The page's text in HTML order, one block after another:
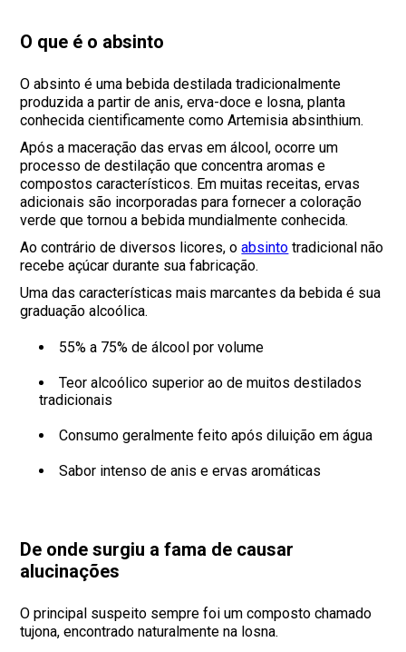
O que é o absinto
O absinto é uma bebida destilada tradicionalmente
produzida a partir de anis, erva-doce e losna, planta
conhecida cientificamente como Artemisia absinthium.
Após a maceração das ervas em álcool, ocorre um
processo de destilação que concentra aromas e
compostos característicos. Em muitas receitas, ervas
adicionais são incorporadas para fornecer a coloração
verde que tornou a bebida mundialmente conhecida.
Ao contrário de diversos licores, oabsinto tradicional não
recebe açúcar durante sua fabricação.
Uma das características mais marcantes da bebida é sua
graduação alcoólica.
55% a 75% de álcool por volume
Teor alcoólico superior ao de muitos destilados
tradicionais
Consumo geralmente feito após diluição em água
Sabor intenso de anis e ervas aromáticas
De onde surgiu a fama de causar
alucinações
O principal suspeito sempre foi um composto chamado
tujona, encontrado naturalmente na losna.